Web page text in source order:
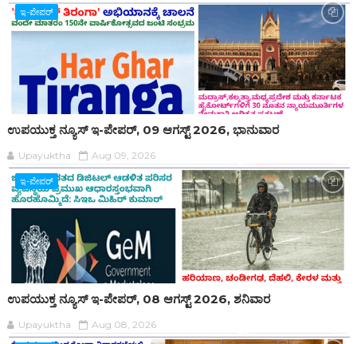
ಇ-ಪೇಪರ್‌
ಉಪಯುಕ್ತ ನ್ಯೂಸ್ ಇ-ಪೇಪರ್, 09 ಆಗಸ್ಟ್ 2026, ಭಾನುವಾರ
Upayuktha Aug 09, 2026
ಇ-ಪೇಪರ್‌
ಉಪಯುಕ್ತ ನ್ಯೂಸ್ ಇ-ಪೇಪರ್, 08 ಆಗಸ್ಟ್ 2026, ಶನಿವಾರ
Upayuktha Aug 08, 2026